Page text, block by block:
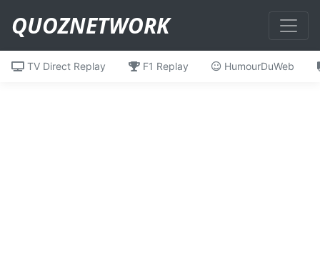
QUOZNETWORK
TV Direct Replay F1 Replay HumourDuWeb